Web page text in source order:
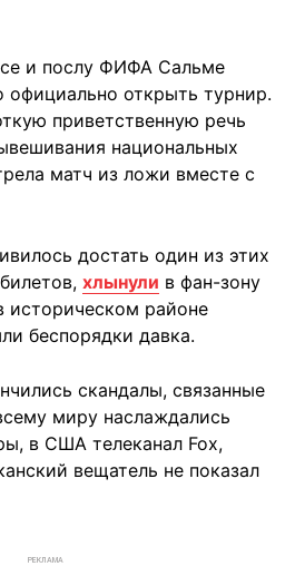
и послу ФИФА Сальме
официально открыть турнир.
приветственную речь
национальных
матч из ложи вместе с
достать один из этих
хлынули в фан-зону
историческом районе
беспорядки давка.
скандалы, связанные
миру наслаждались
в США телеканал Fox,
вещатель не показал
РЕКЛАМА